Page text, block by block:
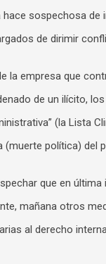
sospechosa de
de dirimir
la empresa que
de un ilícito,
(la Lista
(muerte política) del
que en última
mañana otros
al derecho